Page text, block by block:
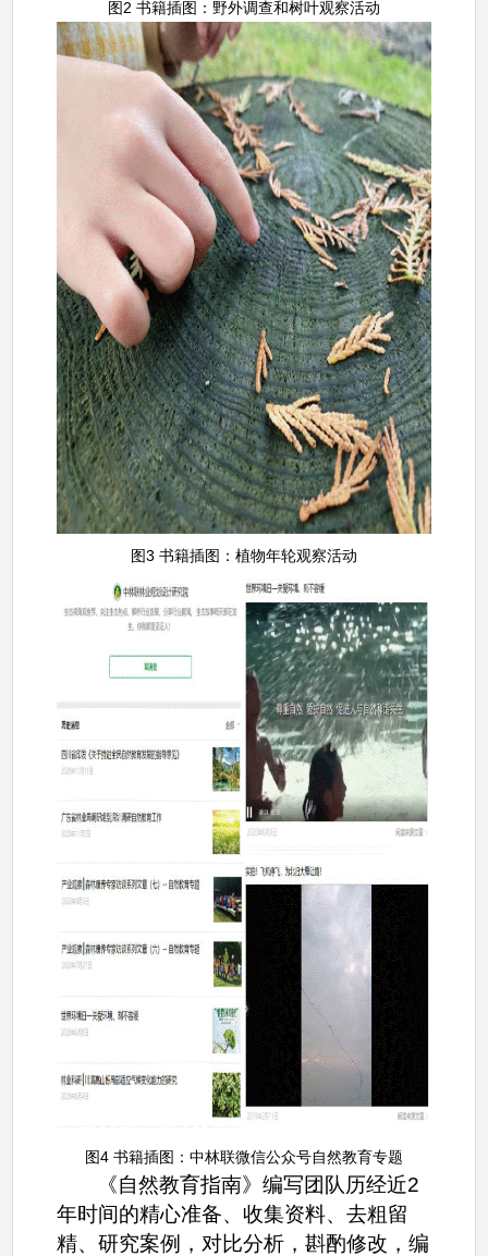
图2 书籍插图：野外调查和树叶观察活动
图3 书籍插图：植物年轮观察活动
图4 书籍插图：中林联微信公众号自然教育专题
《自然教育指南》编写团队历经近2
年时间的精心准备、收集资料、去粗留
精、研究案例，对比分析，斟酌修改，编